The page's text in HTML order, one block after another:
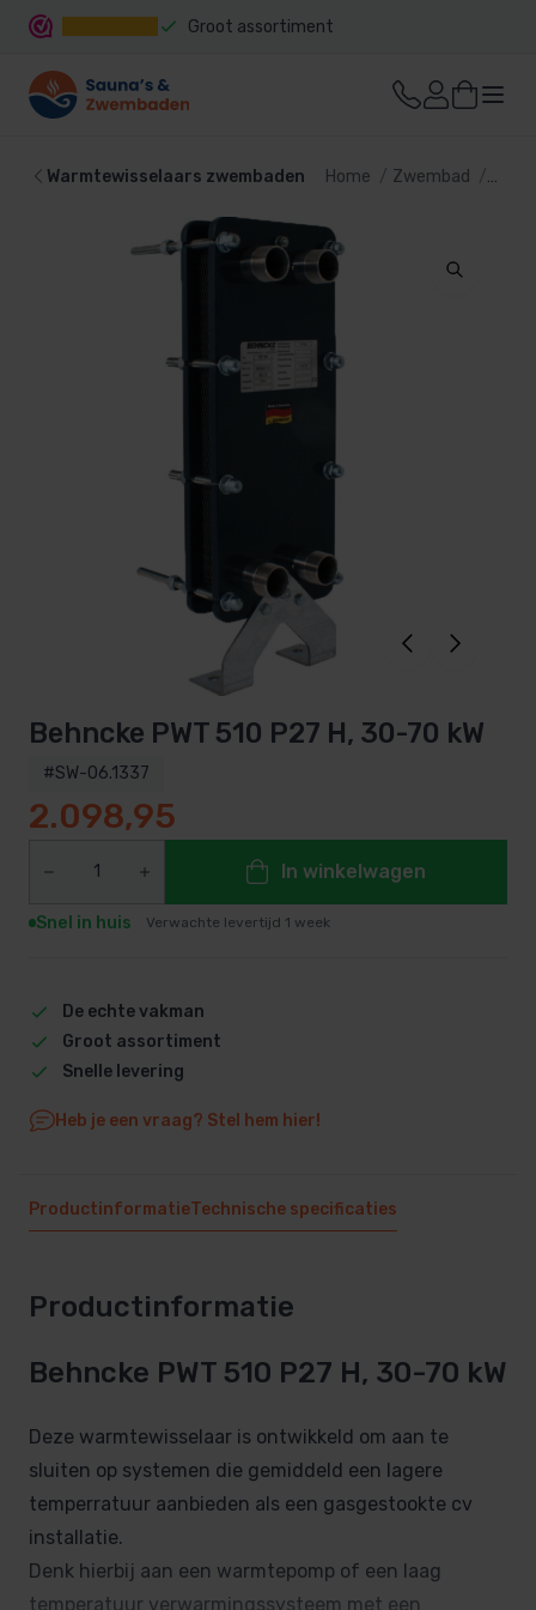
Groot assortiment
Warmtewisselaars zwembaden Home Zwembad
Behncke PWT 510 P27 H, 30-70 kW
#SW-06.1337
2.098,95
In winkelwagen
Snel in huis Verwachte levertijd 1 week
De echte vakman
Groot assortiment
Snelle levering
Heb je een vraag? Stel hem hier!
ProductinformatieTechnische specificaties
Productinformatie
Behncke PWT 510 P27 H, 30-70 kW
Deze warmtewisselaar is ontwikkeld om aan te
sluiten op systemen die gemiddeld een lagere
temperratuur aanbieden als een gasgestookte cv
installatie.
Denk hierbij aan een warmtepomp of een laag
temperatuur verwarmingssysteem met een